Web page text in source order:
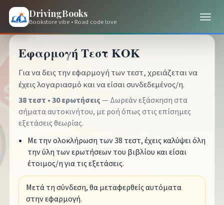
DrivingBooks
Bookstore vibe • Road code love
Εφαρμογή Τεστ ΚΟΚ
Για να δεις την εφαρμογή των τεστ, χρειάζεται να
έχεις λογαριασμό και να είσαι συνδεδεμένος/η.
38 τεστ • 30 ερωτήσεις— Δωρεάν εξάσκηση στα
σήματα αυτοκινήτου, με ροή όπως στις επίσημες
εξετάσεις θεωρίας.
Με την ολοκλήρωση των 38 τεστ, έχεις καλύψει όλη
την ύλη των ερωτήσεων του βιβλίου και είσαι
έτοιμος/η για τις εξετάσεις.
Μετά τη σύνδεση, θα μεταφερθείς αυτόματα
στην εφαρμογή.